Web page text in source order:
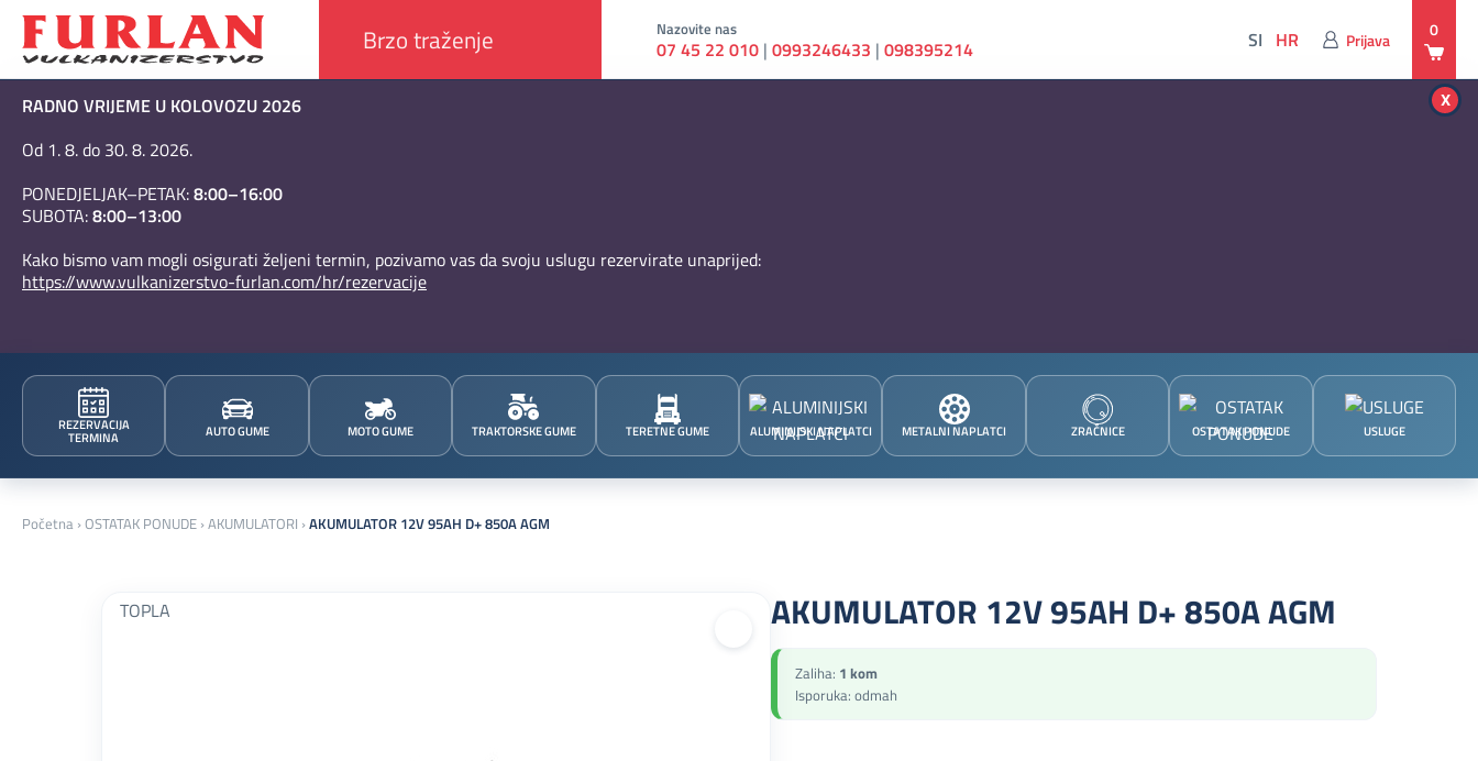
Nazovite nas
07 45 22 010 | 0993246433 | 098395214 SI HR Prijava 0
RADNO VRIJEME U KOLOVOZU 2026
Od 1. 8. do 30. 8. 2026.
PONEDJELJAK–PETAK:8:00–16:00
SUBOTA:8:00–13:00
Kako bismo vam mogli osigurati željeni termin, pozivamo vas da svoju uslugu rezervirate unaprijed:
https://www.vulkanizerstvo-furlan.com/hr/rezervacije
x
REZERVACIJA
TERMINA AUTO GUME MOTO GUME TRAKTORSKE GUME TERETNE GUME ALUMINIJSKI NAPLATCI METALNI NAPLATCI ZRAČNICE OSTATAK PONUDE USLUGE
Početna ›OSTATAK PONUDE ›AKUMULATORI ›AKUMULATOR 12V 95AH D+ 850A AGM
TOPLA AKUMULATOR 12V 95AH D+ 850A AGM
Zaliha: 1 kom
Isporuka: odmah